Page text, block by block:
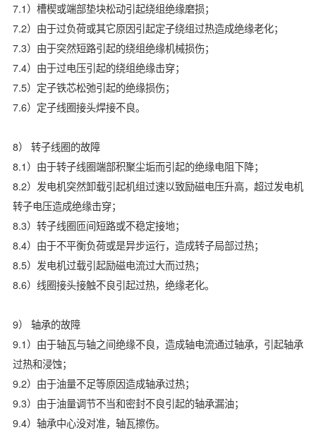
7.1）槽楔或端部垫块松动引起绕组绝缘磨损；
7.2）由于过负荷或其它原因引起定子绕组过热造成绝缘老化；
7.3）由于突然短路引起的绕组绝缘机械损伤；
7.4）由于过电压引起的绕组绝缘击穿；
7.5）定子铁芯松弛引起的绝缘损伤；
7.6）定子线圈接头焊接不良。
8） 转子线圈的故障
8.1）由于转子线圈端部积聚尘垢而引起的绝缘电阻下降；
8.2）发电机突然卸载引起机组过速以致励磁电压升高，超过发电机
转子电压造成绝缘击穿；
8.3）转子线圈匝间短路或不稳定接地；
8.4）由于不平衡负荷或是异步运行，造成转子局部过热；
8.5）发电机过载引起励磁电流过大而过热；
8.6）线圈接头接触不良引起过热，绝缘老化。
9） 轴承的故障
9.1）由于轴瓦与轴之间绝缘不良，造成轴电流通过轴承，引起轴承
过热和浸蚀；
9.2）由于油量不足等原因造成轴承过热；
9.3）由于油量调节不当和密封不良引起的轴承漏油；
9.4）轴承中心没对准，轴瓦擦伤。